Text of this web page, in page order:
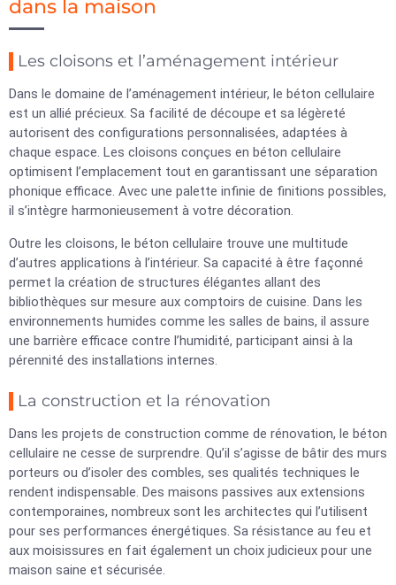
dans la maison
Les cloisons et l’aménagement intérieur
Dans le domaine de l’aménagement intérieur, le béton cellulaire
est un allié précieux. Sa facilité de découpe et sa légèreté
autorisent des configurations personnalisées, adaptées à
chaque espace. Les cloisons conçues en béton cellulaire
optimisent l’emplacement tout en garantissant une séparation
phonique efficace. Avec une palette infinie de finitions possibles,
il s’intègre harmonieusement à votre décoration.
Outre les cloisons, le béton cellulaire trouve une multitude
d’autres applications à l’intérieur. Sa capacité à être façonné
permet la création de structures élégantes allant des
bibliothèques sur mesure aux comptoirs de cuisine. Dans les
environnements humides comme les salles de bains, il assure
une barrière efficace contre l’humidité, participant ainsi à la
pérennité des installations internes.
La construction et la rénovation
Dans les projets de construction comme de rénovation, le béton
cellulaire ne cesse de surprendre. Qu’il s’agisse de bâtir des murs
porteurs ou d’isoler des combles, ses qualités techniques le
rendent indispensable. Des maisons passives aux extensions
contemporaines, nombreux sont les architectes qui l’utilisent
pour ses performances énergétiques. Sa résistance au feu et
aux moisissures en fait également un choix judicieux pour une
maison saine et sécurisée.